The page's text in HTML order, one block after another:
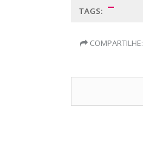
TAGS:
COMPARTILHE: